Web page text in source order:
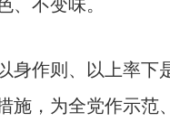
不变味。
身作则、以上率下
施，为全党作示范